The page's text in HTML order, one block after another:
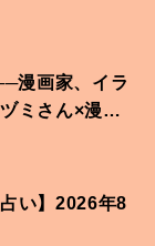
漫画家、イラ
ミさん×漫画
い】2026年8